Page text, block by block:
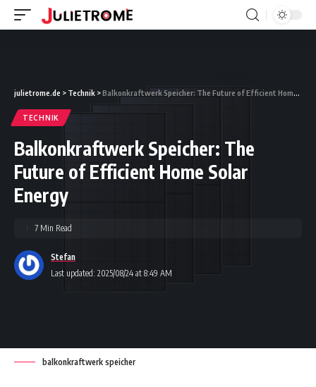
julietrome.de > Technik >Balkonkraftwerk Speicher: The Future of Efficient Home Solar Energy
TECHNIK
Balkonkraftwerk Speicher: The
Future of Efficient Home Solar
Energy
Last updated: 2025/08/24 at 8:49 AM
Stefan
7 Min Read
balkonkraftwerk speicher